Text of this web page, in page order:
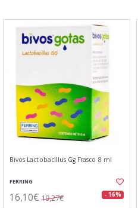
Bivos Lactobacillus Gg Frasco 8 ml
FERRING
16,10€ 19,27€ - 16%